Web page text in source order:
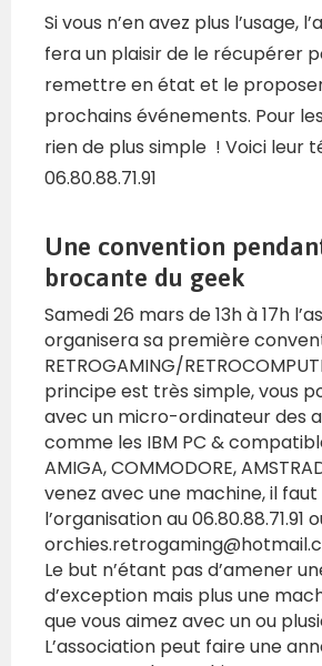
Si vous n’en avez plus l’usage,
fera un plaisir de le récupérer
remettre en état et le
prochains événements. Pour
rien de plus simple ! Voici leur
06.80.88.71.91
Une convention
brocante du geek
Samedi 26 mars de 13h à 17h
organisera sa première
RETROGAMING/
principe est très simple, vous
avec un micro-ordinateur des
comme les IBM PC &
AMIGA, COMMODORE,
venez avec une machine, il
l’organisation au 06.80.88.71.91
Le but n’étant pas d’amener
d’exception mais plus une
que vous aimez avec un ou
L’association peut faire une